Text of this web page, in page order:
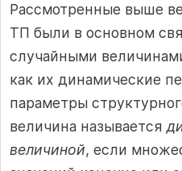
Рассмотренные выше
ТП были в основном
случайными
как их динамические
параметры
величина называется
величиной, если